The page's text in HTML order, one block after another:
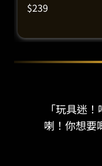
$239
「玩具迷
喇！你想要